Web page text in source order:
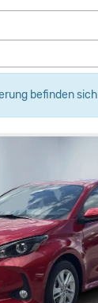
befinden sich